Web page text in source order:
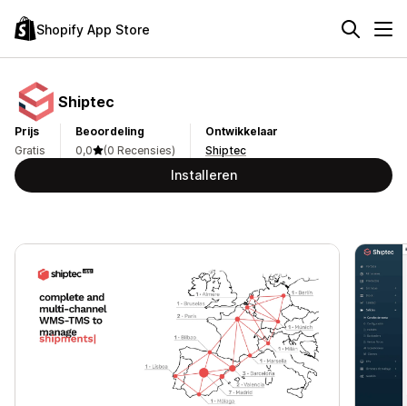
Shopify App Store
Shiptec
Prijs
Gratis
Beoordeling
0,0
(0 Recensies)
Ontwikkelaar
Shiptec
Installeren